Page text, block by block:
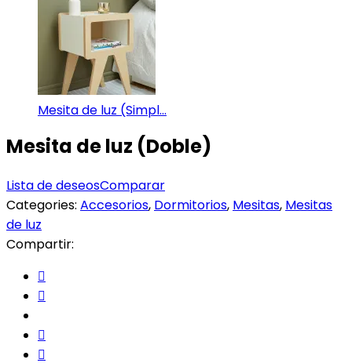
Mesita de luz (Simpl...
Mesita de luz (Doble)
Lista de deseosComparar
Categories: Accesorios, Dormitorios, Mesitas, Mesitas
de luz
Compartir: